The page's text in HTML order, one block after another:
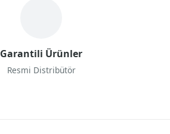
Garantili Ürünler
Resmi Distribütör